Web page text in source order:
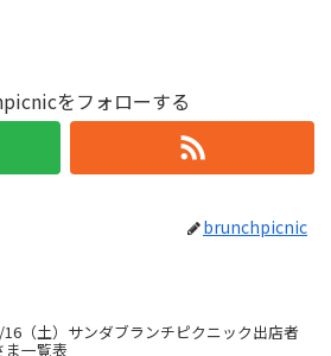
をフォローする
brunchpicnic
16（土）サンダブランチピクニック出店者
ま一覧表